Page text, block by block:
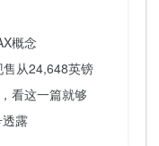
概念
售从24,648英镑
看这一篇就够
露